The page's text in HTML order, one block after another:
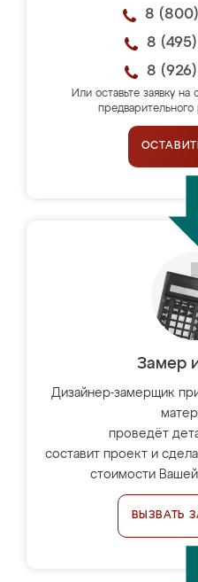
8
8
8
Или оставьте заявку на
предварительного
Замер
Дизайнер-замерщик
проведёт
составит проект и
стоимости
ВЫЗВАТЬ